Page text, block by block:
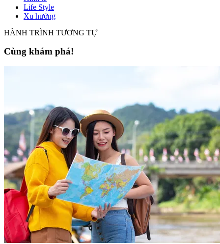
Life Style
Xu hướng
HÀNH TRÌNH TƯƠNG TỰ
Cùng khám phá!